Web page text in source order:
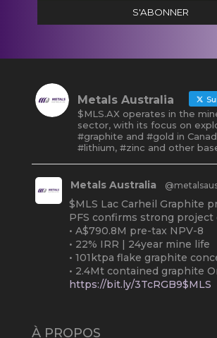
S'ABONNER
Metals Australia
$MLS.AX operates in the
sector, with its focus on
#graphite and #gold in
#lithium, #zinc and other
Metals Australia
$MLS Lac Carheil Graphite
PFS confirms strong project
• A$790.8M pre-tax NPV-8
• 22% IRR | 24year mine life
• 101ktpa flake graphite
• 2.4Mt contained graphite
https://bit.ly/3TcRGB9$MLS
À PROPOS